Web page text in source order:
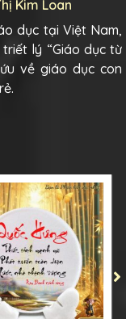
Kim Loan
dục tại Việt Nam,
lý “Giáo dục từ
về giáo dục con